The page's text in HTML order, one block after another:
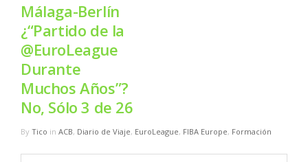
OTROS
FORMACIÓN
NBA
MULTIMEDIA
Málaga-Berlín
¿“Partido de la
@EuroLeague
Durante
Muchos Años”?
No, Sólo 3 de 26
By Tico in ACB, Diario de Viaje, EuroLeague, FIBA Europe, Formación